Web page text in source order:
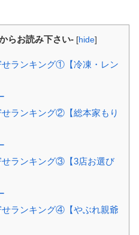
らお読み下さい- [hide]
ランキング①【冷凍・レン
ランキング②【総本家もり
ランキング③【3店お選び
ランキング④【やぶれ親爺